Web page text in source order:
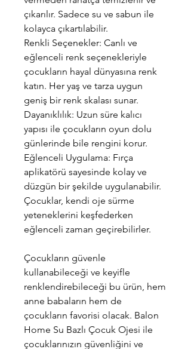
çıkarılır. Sadece su ve sabun ile
kolayca çıkartılabilir.
Renkli Seçenekler: Canlı ve
eğlenceli renk seçenekleriyle
çocukların hayal dünyasına renk
katın. Her yaş ve tarza uygun
geniş bir renk skalası sunar.
Dayanıklılık: Uzun süre kalıcı
yapısı ile çocukların oyun dolu
günlerinde bile rengini korur.
Eğlenceli Uygulama: Fırça
aplikatörü sayesinde kolay ve
düzgün bir şekilde uygulanabilir.
Çocuklar, kendi oje sürme
yeteneklerini keşfederken
eğlenceli zaman geçirebilirler.
Çocukların güvenle
kullanabileceği ve keyifle
renklendirebileceği bu ürün, hem
anne babaların hem de
çocukların favorisi olacak. Balon
Home Su Bazlı Çocuk Ojesi ile
çocuklarınızın güvenliğini ve